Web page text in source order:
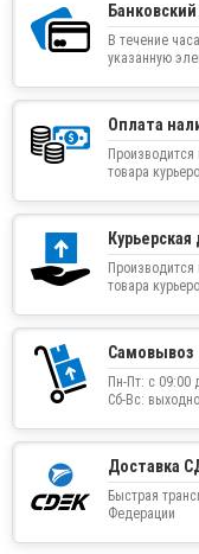
В течение
указанную
Оплата
товара
Курьерская
товара
Самовывоз
Пн-Пт: с 09:00
Сб-Вс:
Доставка
Быстрая
Федерации